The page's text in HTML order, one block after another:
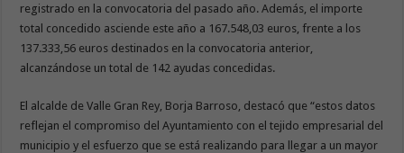
registrado en la convocatoria del pasado año. Además, el importe
total concedido asciende este año a 167.548,03 euros, frente a los
137.333,56 euros destinados en la convocatoria anterior,
alcanzándose un total de 142 ayudas concedidas.
El alcalde de Valle Gran Rey, Borja Barroso, destacó que “estos datos
reflejan el compromiso del Ayuntamiento con el tejido empresarial del
municipio y el esfuerzo que se está realizando para llegar a un mayor